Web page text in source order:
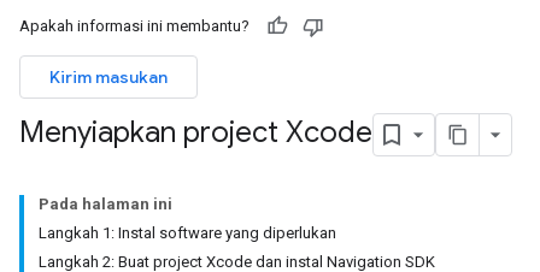
Apakah informasi ini membantu?
Kirim masukan
Menyiapkan project Xcode
Pada halaman ini
Langkah 1: Instal software yang diperlukan
Langkah 2: Buat project Xcode dan instal Navigation SDK